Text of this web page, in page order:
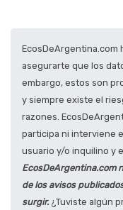
EcosDeArgentina.com
asegurarte que los
embargo, estos son
y siempre existe el
razones.
participa ni interviene
usuario y/o inquilino y
EcosDeArgentina.com
de los avisos
surgir. ¿Tuviste algún